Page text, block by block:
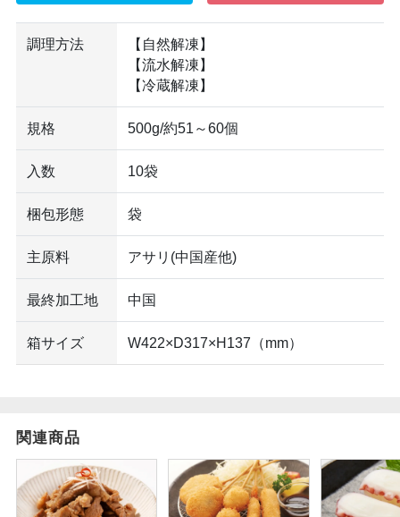
調理方法
【自然解凍】
【流水解凍】
【冷蔵解凍】
規格 500g/約51～60個
入数 10袋
梱包形態 袋
主原料 アサリ(中国産他)
最終加工地 中国
箱サイズ W422×D317×H137（mm）
関連商品